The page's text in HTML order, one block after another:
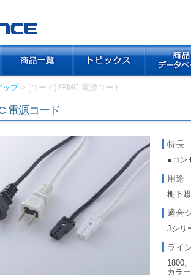
ップ> [コード]2PMC 電源コード
電源コード
特長
●コン
用途
棚下
適合
Jシリ
ライ
1800
カラ